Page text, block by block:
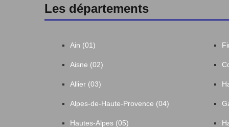
Les départements
Ain (01)
Aisne (02)
Allier (03)
Alpes-de-Haute-Provence (04)
Hautes-Alpes (05)